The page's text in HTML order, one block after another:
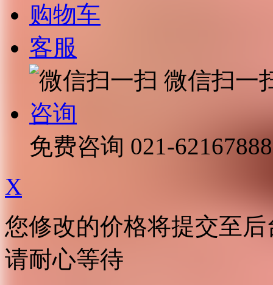
购物车
客服
微信扫一
咨询
免费咨询 021-62167888
X
您修改的价格将提交至
请耐心等待